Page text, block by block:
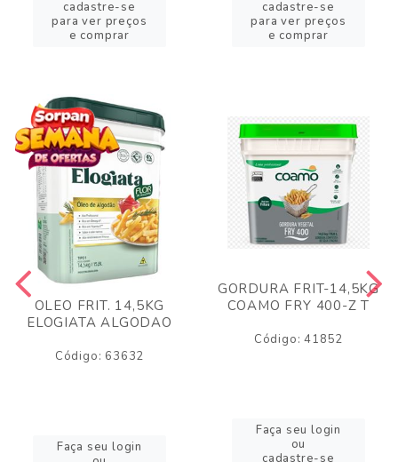
cadastre-se
para ver preços
e comprar
cadastre-se
para ver preços
e comprar
OLEO FRIT. 14,5KG
ELOGIATA ALGODAO
Código: 63632
Faça seu login
GORDURA FRIT-14,5KG
COAMO FRY 400-Z T
Código: 41852
Faça seu login
ou
cadastre-se